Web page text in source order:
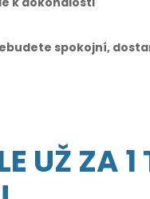
spokojní,
UŽ ZA 1